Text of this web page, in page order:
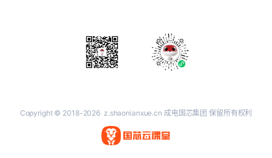
Copyright © 2018-2026 z.shaonianxue.cn 成电国芯集团 保留所有权利